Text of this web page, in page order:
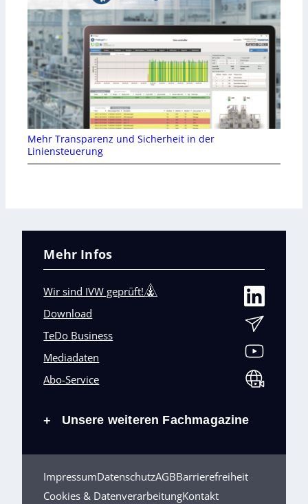
Mehr Transparenz und Sicherheit in der
Liniensteuerung
Mehr Infos
Wir sind IVW geprüft!
Download
TeDo Business
Mediadaten
Abo-Service
+ Unsere weiteren Fachmagazine
ImpressumDatenschutzAGBBarrierefreiheit
Cookies & DatenverarbeitungKontakt